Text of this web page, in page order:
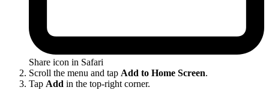
Share icon in Safari
Scroll the menu and tap Add to Home Screen.
Tap Add in the top-right corner.